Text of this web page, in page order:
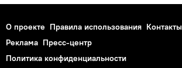
О проекте Правила использования Контакты
Реклама Пресс-центр
Политика конфиденциальности